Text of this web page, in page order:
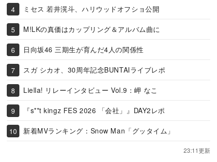
ミセス 若井滉斗、ハリウッドオフショ公開
M!LKの真価はカップリング＆アルバム曲に
日向坂46 三期生が育んだ4人の関係性
スガ シカオ、30周年記念BUNTAIライブレポ
Liella! リレーインタビュー Vol.9：岬 なこ
『s**t kingz FES 2026 「会社」』DAY2レポ
新着MVランキング：Snow Man「グッタイム」
23:11更新